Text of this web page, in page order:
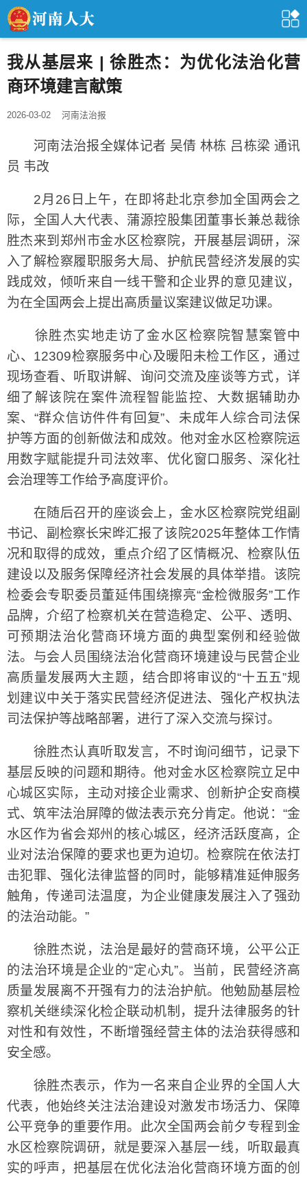
我从基层来 | 徐胜杰：为优化法治化营
商环境建言献策
2026-03-02 河南法治报
河南法治报全媒体记者 吴倩 林栋 吕栋梁 通讯
员 韦改
2月26日上午，在即将赴北京参加全国两会之
际，全国人大代表、蒲源控股集团董事长兼总裁徐
胜杰来到郑州市金水区检察院，开展基层调研，深
入了解检察履职服务大局、护航民营经济发展的实
践成效，倾听来自一线干警和企业界的意见建议，
为在全国两会上提出高质量议案建议做足功课。
徐胜杰实地走访了金水区检察院智慧案管中
心、12309检察服务中心及暖阳未检工作区，通过
现场查看、听取讲解、询问交流及座谈等方式，详
细了解该院在案件流程智能监控、大数据辅助办
案、“群众信访件件有回复”、未成年人综合司法保
护等方面的创新做法和成效。他对金水区检察院运
用数字赋能提升司法效率、优化窗口服务、深化社
会治理等工作给予高度评价。
在随后召开的座谈会上，金水区检察院党组副
书记、副检察长宋晔汇报了该院2025年整体工作情
况和取得的成效，重点介绍了区情概况、检察队伍
建设以及服务保障经济社会发展的具体举措。该院
检委会专职委员董延伟围绕擦亮“金检微服务”工作
品牌，介绍了检察机关在营造稳定、公平、透明、
可预期法治化营商环境方面的典型案例和经验做
法。与会人员围绕法治化营商环境建设与民营企业
高质量发展两大主题，结合即将审议的“十五五”规
划建议中关于落实民营经济促进法、强化产权执法
司法保护等战略部署，进行了深入交流与探讨。
徐胜杰认真听取发言，不时询问细节，记录下
基层反映的问题和期待。他对金水区检察院立足中
心城区实际，主动对接企业需求、创新护企安商模
式、筑牢法治屏障的做法表示充分肯定。他说：“金
水区作为省会郑州的核心城区，经济活跃度高，企
业对法治保障的要求也更为迫切。检察院在依法打
击犯罪、强化法律监督的同时，能够精准延伸服务
触角，传递司法温度，为企业健康发展注入了强劲
的法治动能。”
徐胜杰说，法治是最好的营商环境，公平公正
的法治环境是企业的“定心丸”。当前，民营经济高
质量发展离不开强有力的法治护航。他勉励基层检
察机关继续深化检企联动机制，提升法律服务的针
对性和有效性，不断增强经营主体的法治获得感和
安全感。
徐胜杰表示，作为一名来自企业界的全国人大
代表，他始终关注法治建设对激发市场活力、保障
公平竞争的重要作用。此次全国两会前夕专程到金
水区检察院调研，就是要深入基层一线，听取最真
实的呼声，把基层在优化法治化营商环境方面的创